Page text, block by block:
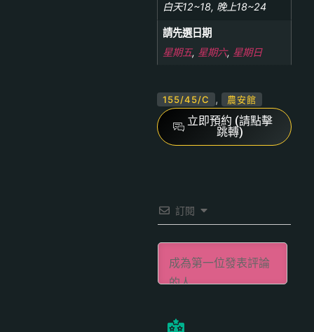
白天12~18, 晚上18~24
請先選日期
星期五, 星期六, 星期日
155/45/C , 農安館
立即預約 (請點擊
跳轉)
訂閱